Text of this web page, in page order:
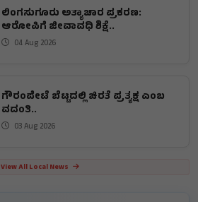
ಲಿಂಗಸುಗೂರು ಅತ್ಯಾಚಾರ ಪ್ರಕರಣ:
ಆರೋಪಿಗೆ ಜೀವಾವಧಿ ಶಿಕ್ಷೆ..
04 Aug 2026
ಗೌರಂಪೇಟೆ ಬೆಟ್ಟದಲ್ಲಿ ಚಿರತೆ ಪ್ರತ್ಯಕ್ಷ ಎಂಬ
ವದಂತಿ..
03 Aug 2026
View All Local News